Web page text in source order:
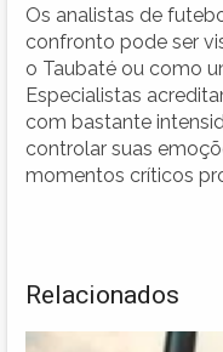
Os analistas de
confronto pode ser
o Taubaté ou como
Especialistas
com bastante
controlar suas
momentos críticos
Relacionados